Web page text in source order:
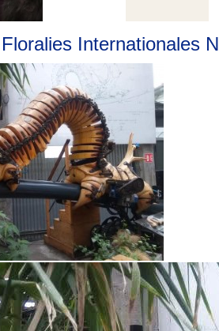
Internationales